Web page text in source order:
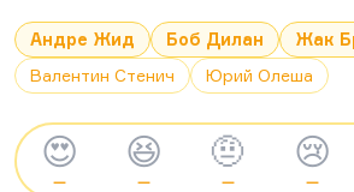
Андре Жид Боб Дилан
Жак
Валентин Стенич
Юрий Олеша
😍
—
😆
—
🤨
—
😢
—